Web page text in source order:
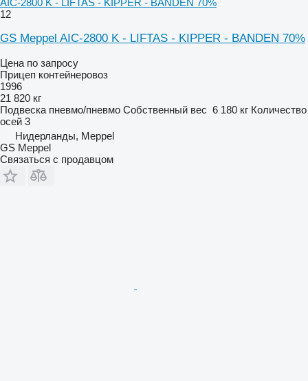
AIC-2800 K - LIFTAS - KIPPER - BANDEN 70%
12
GS Meppel AIC-2800 K - LIFTAS - KIPPER - BANDEN 70%
Цена по запросу
Прицеп контейнеровоз
1996
21 820 кг
Подвеска пневмо/пневмо Собственный вес 6 180 кг Количество
осей 3
Нидерланды, Meppel
GS Meppel
Связаться с продавцом